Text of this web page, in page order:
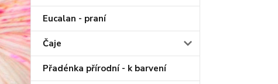
Eucalan - praní
Čaje
Přadénka přírodní - k barvení